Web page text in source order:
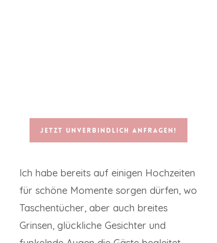
Jetzt unverbindlich anfragen!
Ich habe bereits auf einigen Hochzeiten
für schöne Momente sorgen dürfen, wo
Taschentücher, aber auch breites
Grinsen, glückliche Gesichter und